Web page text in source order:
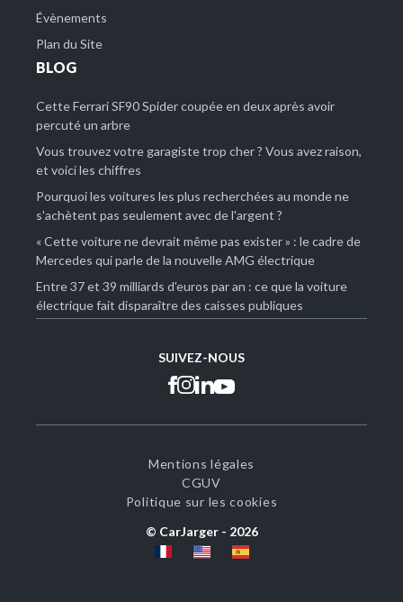
Évènements
Plan du Site
BLOG
Cette Ferrari SF90 Spider coupée en deux après avoir
percuté un arbre
Vous trouvez votre garagiste trop cher ? Vous avez raison,
et voici les chiffres
Pourquoi les voitures les plus recherchées au monde ne
s'achètent pas seulement avec de l'argent ?
« Cette voiture ne devrait même pas exister » : le cadre de
Mercedes qui parle de la nouvelle AMG électrique
Entre 37 et 39 milliards d'euros par an : ce que la voiture
électrique fait disparaître des caisses publiques
SUIVEZ-NOUS
Mentions légales
CGUV
Politique sur les cookies
© CarJarger - 2026